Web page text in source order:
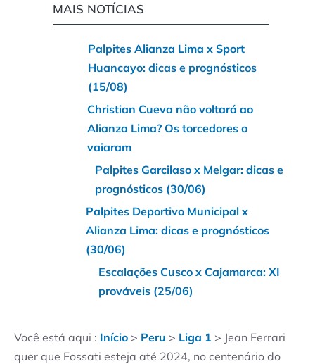
MAIS NOTÍCIAS
Palpites Alianza Lima x Sport
Huancayo: dicas e prognósticos
(15/08)
Christian Cueva não voltará ao
Alianza Lima? Os torcedores o
vaiaram
Palpites Garcilaso x Melgar: dicas e
prognósticos (30/06)
Palpites Deportivo Municipal x
Alianza Lima: dicas e prognósticos
(30/06)
Escalações Cusco x Cajamarca: XI
prováveis (25/06)
Você está aqui : Início > Peru > Liga 1 > Jean Ferrari
quer que Fossati esteja até 2024, no centenário do